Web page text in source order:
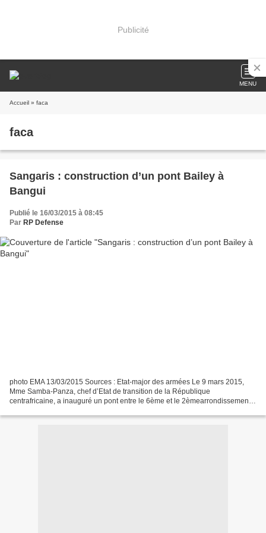
Publicité
MENU
Accueil » faca
faca
Sangaris : construction d’un pont Bailey à
Bangui
Publié le 16/03/2015 à 08:45
Par RP Defense
photo EMA 13/03/2015 Sources : Etat-major des armées Le 9 mars 2015,
Mme Samba-Panza, chef d’Etat de transition de la République
centrafricaine, a inauguré un pont entre le 6ème et le 2èmearrondissement